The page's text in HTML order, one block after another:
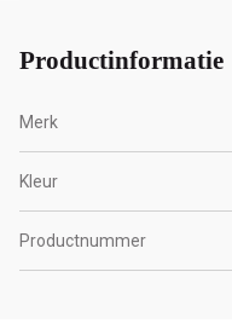
Productinformatie
Merk
Kleur
Productnummer